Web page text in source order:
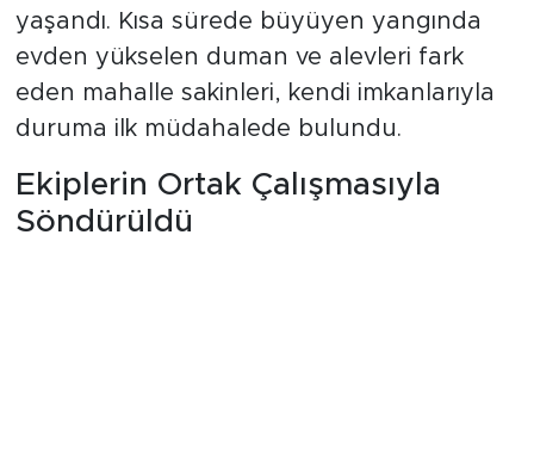
yaşandı. Kısa sürede büyüyen yangında
evden yükselen duman ve alevleri fark
eden mahalle sakinleri, kendi imkanlarıyla
duruma ilk müdahalede bulundu.
Ekiplerin Ortak Çalışmasıyla
Söndürüldü